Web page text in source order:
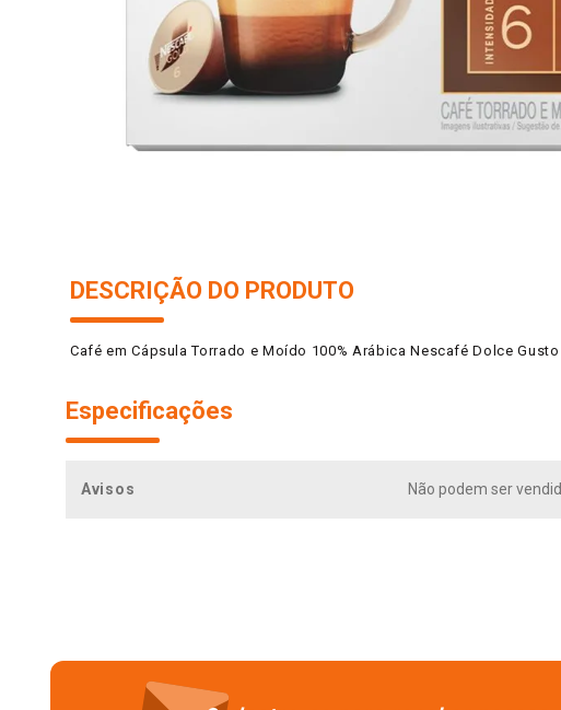
DESCRIÇÃO DO PRODUTO
Café em Cápsula Torrado e Moído 100% Arábica Nescafé Dolce
Especificações
Avisos Não podem ser